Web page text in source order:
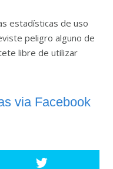
estadísticas de uso
peligro alguno de
libre de utilizar
via Facebook